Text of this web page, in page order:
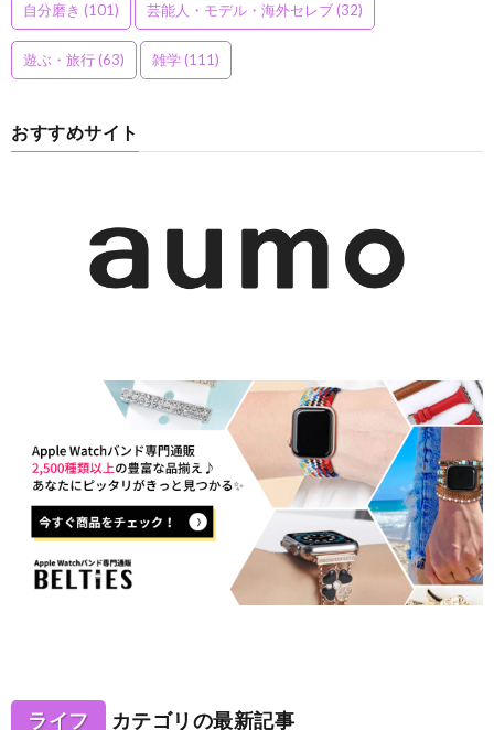
自分磨き (101) 芸能人・モデル・海外セレブ(32)
遊ぶ・旅行(63) 雑学(111)
おすすめサイト
ライフ カテゴリの最新記事